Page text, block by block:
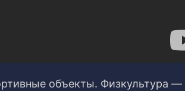
объекты. Физкультура —